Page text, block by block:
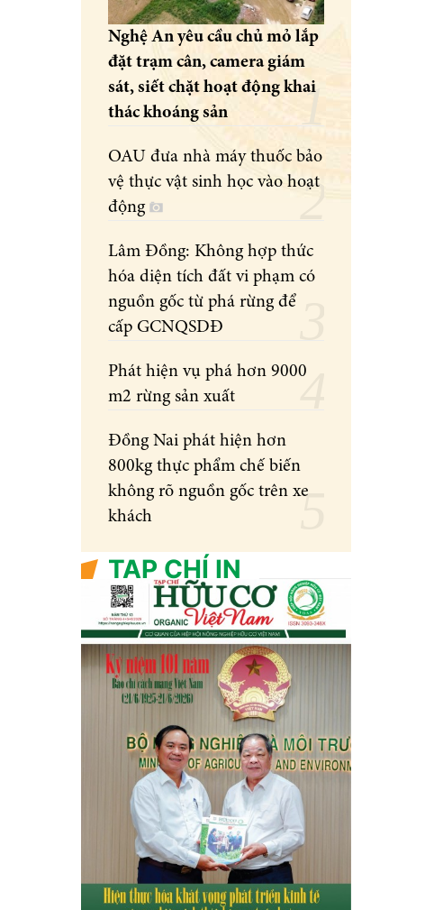
Nghệ An yêu cầu chủ mỏ lắp
đặt trạm cân, camera giám
sát, siết chặt hoạt động khai
thác khoáng sản
OAU đưa nhà máy thuốc bảo
vệ thực vật sinh học vào hoạt
động
Lâm Đồng: Không hợp thức
hóa diện tích đất vi phạm có
nguồn gốc từ phá rừng để
cấp GCNQSDĐ
Phát hiện vụ phá hơn 9000
m2 rừng sản xuất
Đồng Nai phát hiện hơn
800kg thực phẩm chế biến
không rõ nguồn gốc trên xe
khách
TẠP CHÍ IN